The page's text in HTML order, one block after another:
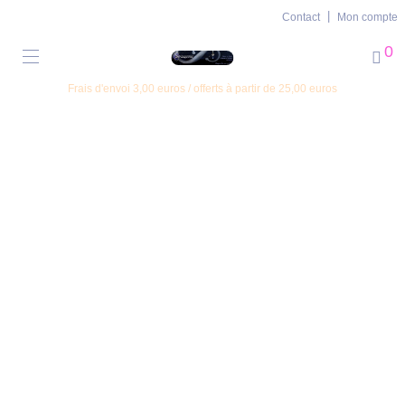
Contact Mon compte
0
Frais d'envoi 3,00 euros / offerts à partir de 25,00 euros